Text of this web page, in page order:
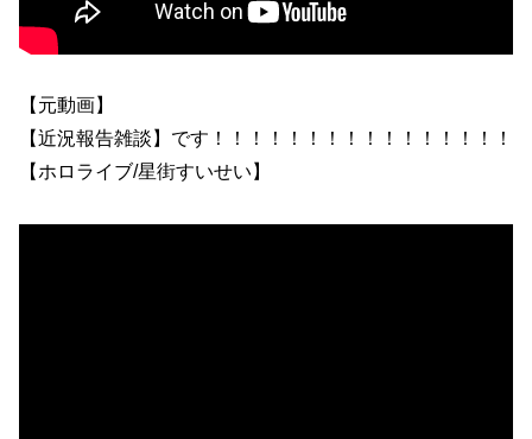
【元動画】
【近況報告雑談】です！！！！！！！！！！！！！！！！
【ホロライブ/星街すいせい】